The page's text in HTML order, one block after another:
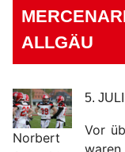
ALLGÄU
Norbert
5.
Vor